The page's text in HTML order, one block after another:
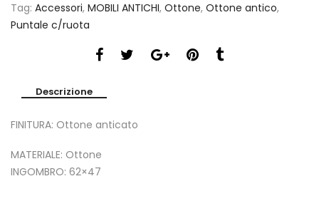
Tag: Accessori, MOBILI ANTICHI, Ottone, Ottone antico,
Puntale c/ruota
Descrizione
FINITURA: Ottone anticato
MATERIALE: Ottone
INGOMBRO: 62×47